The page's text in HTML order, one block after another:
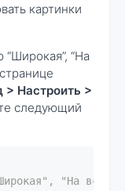
картинки
“На
> Настроить >
следующий
"На всю